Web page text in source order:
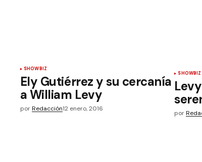
SHOWBIZ
Ely Gutiérrez y su cercanía
a William Levy
porRedacción12 enero, 2016
SHOWBIZ
por